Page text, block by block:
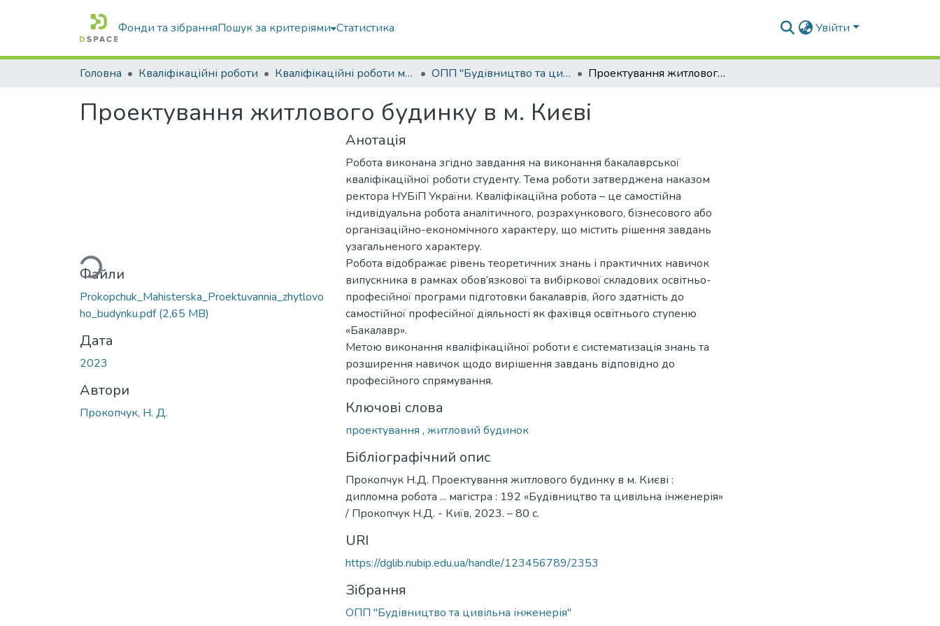
Фонди та зібранняПошук за критеріями Статистика Увійти
Головна Кваліфікаційні роботи Кваліфікаційні роботи магістрів ОПП "Будівництво та цивільна інженерія" Проектування житлового будинку в м. Києві
Проектування житлового будинку в м. Києві
Вантажиться...
Файли
Prokopchuk_Mahisterska_Proektuvannia_zhytlovo
ho_budynku.pdf(2,65 MB)
Дата
2023
Автори
Прокопчук, Н. Д.
Анотація
Робота виконана згідно завдання на виконання бакалаврської
кваліфікаційної роботи студенту. Тема роботи затверджена наказом
ректора НУБіП України. Кваліфікаційна робота – це самостійна
індивідуальна робота аналітичного, розрахункового, бізнесового або
організаційно-економічного характеру, що містить рішення завдань
узагальненого характеру.
Робота відображає рівень теоретичних знань і практичних навичок
випускника в рамках обов’язкової та вибіркової складових освітньо-
професійної програми підготовки бакалаврів, його здатність до
самостійної професійної діяльності як фахівця освітнього ступеню
«Бакалавр».
Метою виконання кваліфікаційної роботи є систематизація знань та
розширення навичок щодо вирішення завдань відповідно до
професійного спрямування.
Ключові слова
проектування , житловий будинок
Бібліографічний опис
Прокопчук Н.Д. Проектування житлового будинку в м. Києві :
дипломна робота ... магістра : 192 «Будівництво та цивільна інженерія»
/ Прокопчук Н.Д. - Київ, 2023. – 80 с.
URI
https://dglib.nubip.edu.ua/handle/123456789/2353
Зібрання
ОПП "Будівництво та цивільна інженерія"